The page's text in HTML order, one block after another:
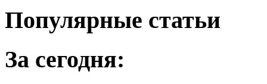
Популярные статьи
За сегодня: